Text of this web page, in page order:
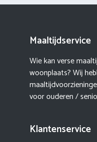
Maaltijdservice
Wie kan verse
woonplaats? Wij
voor ouderen /
Klantenservice